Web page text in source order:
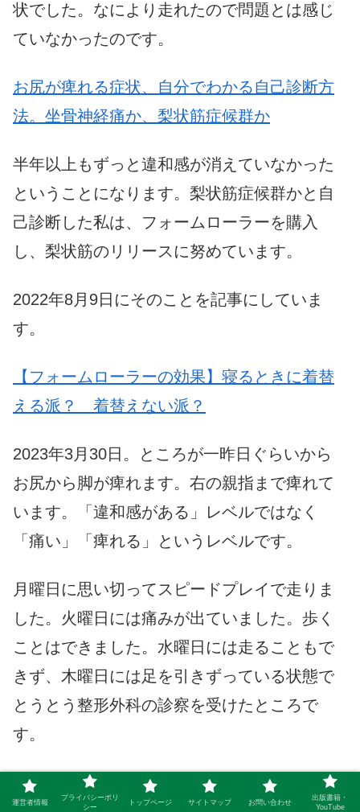
状でした。なにより走れたので問題とは感じ
ていなかったのです。
お尻が痺れる症状、自分でわかる自己診断方
法。坐骨神経痛か、梨状筋症候群か
半年以上もずっと違和感が消えていなかった
ということになります。梨状筋症候群かと自
己診断した私は、フォームローラーを購入
し、梨状筋のリリースに努めています。
2022年8月9日にそのことを記事にしていま
す。
【フォームローラーの効果】寝るときに着替
える派？ 着替えない派？
2023年3月30日。ところが一昨日ぐらいから
お尻から脚が痺れます。右の親指まで痺れて
います。「違和感がある」レベルではなく
「痛い」「痺れる」というレベルです。
月曜日に思い切ってスピードプレイで走りま
した。火曜日には痛みが出ていました。歩く
ことはできました。水曜日には走ることもで
きず、木曜日には足を引きずっている状態で
とうとう整形外科の診察を受けたところで
す。
3/27。ランニング。ラストスパートを掛けま
運営者情報
プライバシーポリ
シー
トップページ サイトマップ お問い合わせ
出版書籍・
YouTube